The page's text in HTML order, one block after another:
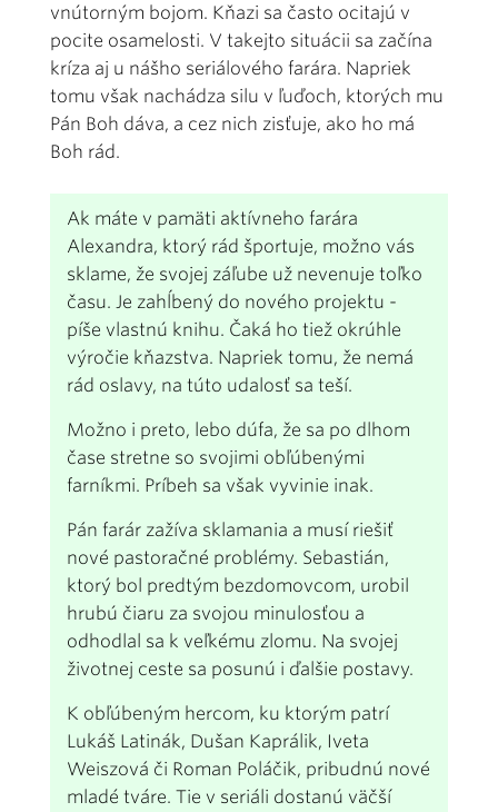
vnútorným bojom. Kňazi sa často ocitajú v
pocite osamelosti. V takejto situácii sa začína
kríza aj u nášho seriálového farára. Napriek
tomu však nachádza silu v ľuďoch, ktorých mu
Pán Boh dáva, a cez nich zisťuje, ako ho má
Boh rád.
Ak máte v pamäti aktívneho farára
Alexandra, ktorý rád športuje, možno vás
sklame, že svojej záľube už nevenuje toľko
času. Je zahĺbený do nového projektu -
píše vlastnú knihu. Čaká ho tiež okrúhle
výročie kňazstva. Napriek tomu, že nemá
rád oslavy, na túto udalosť sa teší.
Možno i preto, lebo dúfa, že sa po dlhom
čase stretne so svojimi obľúbenými
farníkmi. Príbeh sa však vyvinie inak.
Pán farár zažíva sklamania a musí riešiť
nové pastoračné problémy. Sebastián,
ktorý bol predtým bezdomovcom, urobil
hrubú čiaru za svojou minulosťou a
odhodlal sa k veľkému zlomu. Na svojej
životnej ceste sa posunú i ďalšie postavy.
K obľúbeným hercom, ku ktorým patrí
Lukáš Latinák, Dušan Kaprálik, Iveta
Weiszová či Roman Poláčik, pribudnú nové
mladé tváre. Tie v seriáli dostanú väčší